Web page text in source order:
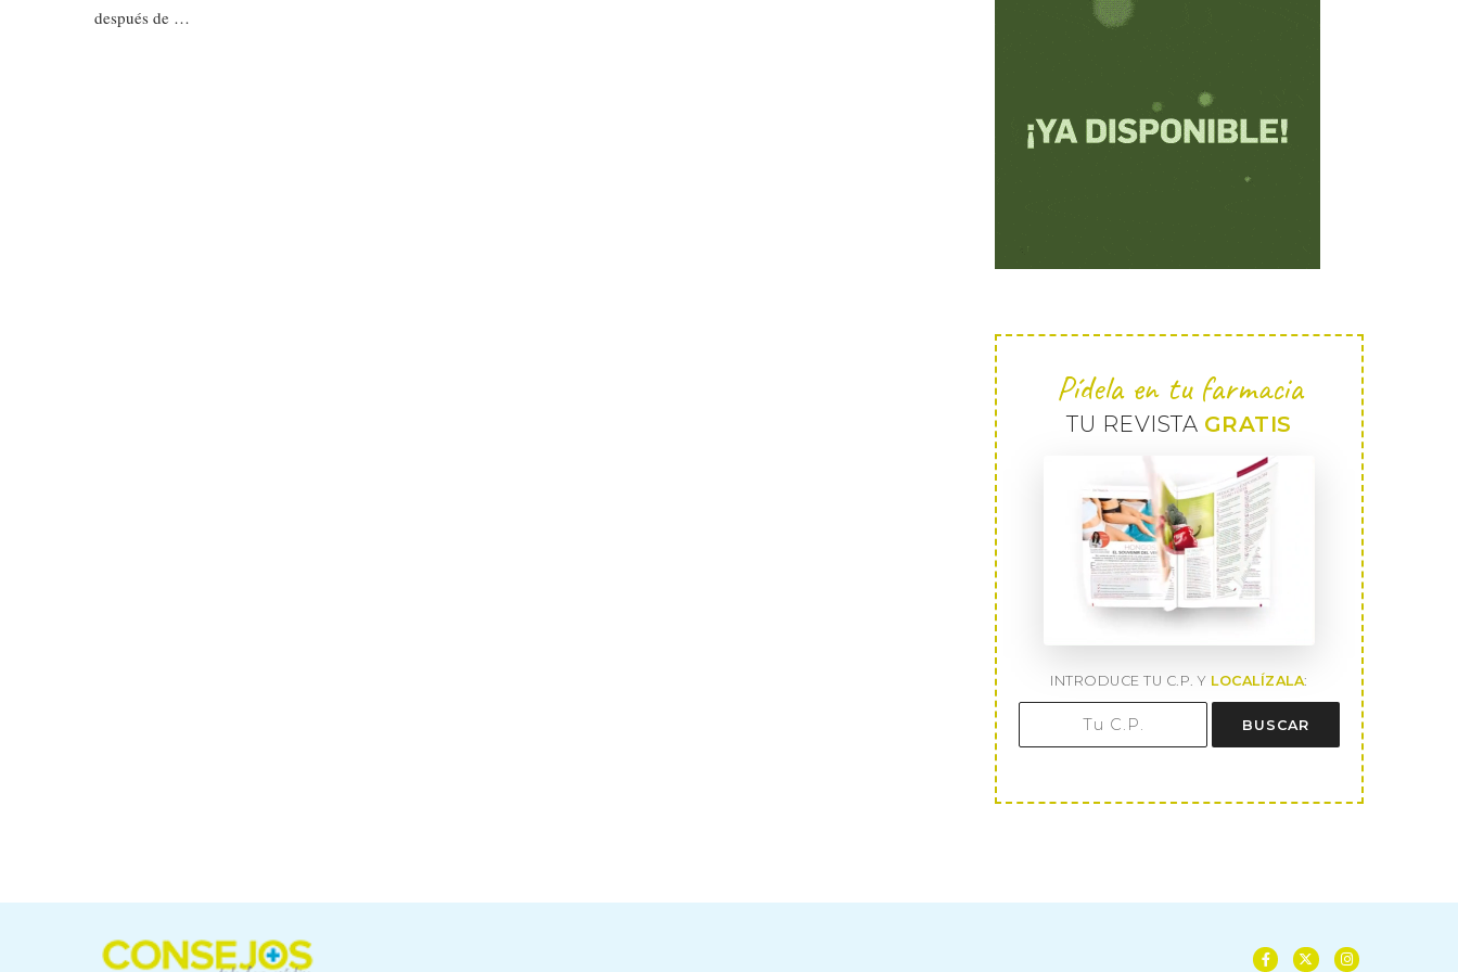
después de …
Pídela en tu farmacia
TU REVISTA GRATIS
INTRODUCE TU C.P. Y LOCALÍZALA:
BUSCAR